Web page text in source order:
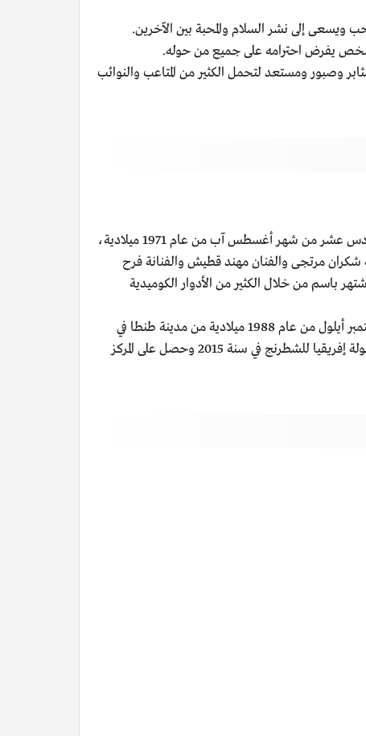
إلى نشر السلام والمحبة بين الآخرين.
يفرض احترامه على جميع من حوله.
ومستعد لتحمل الكثير من المتاعب والنوائب
هو ممثل سوري الجنسية وابن الصحفي السوري إبراهيم ياخور، ولد باسم ياخور في يوم السادس عشر من شهر أغسطس آب من عام 1971 ميلادية،
معه في المعهد الفنانة شكران مرتجى والفنان مهند قطيش والفنانة فرح
الفنانين السوريين في يوم السادس عشر من شهر فبراير شباط من عام 1999 ميلادية، اشتهر باسم من خلال الكثير من الأدوار الكوميدية
هو أستاذ دولي كبير في الشطرنج، اسمه باسم سمير أمين من مواليد يوم التاسع من سبتمبر أيلول من عام 1988 ميلادية من مدينة طنطا في
مصر، وصل باسم في سنة 2018 إلى أعلى تصنيف دولي في الشطرنج في تاريخ العرب وإفريقيا وهو 2709، وقد حصل على بطولة إفريقيا للشطرنج في سنة 2015 وحصل على المركز